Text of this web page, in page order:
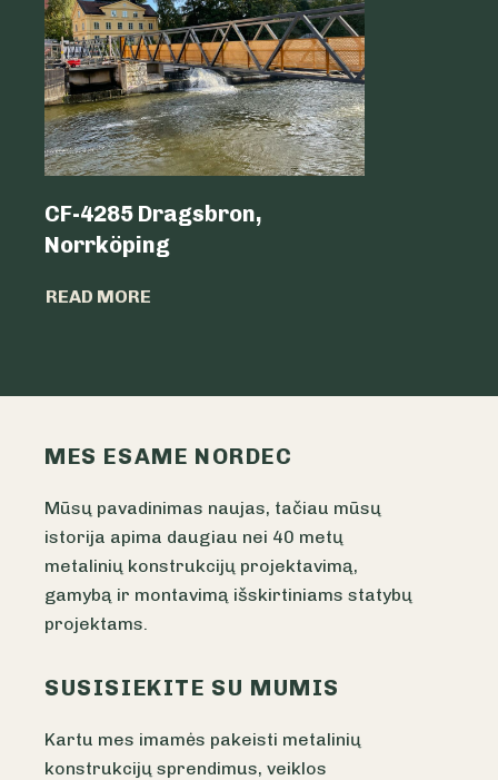
CF-4285 Dragsbron,
Norrköping
READ MORE
MES ESAME NORDEC
Mūsų pavadinimas naujas, tačiau mūsų
istorija apima daugiau nei 40 metų
metalinių konstrukcijų projektavimą,
gamybą ir montavimą išskirtiniams statybų
projektams.
SUSISIEKITE SU MUMIS
Kartu mes imamės pakeisti metalinių
konstrukcijų sprendimus, veiklos